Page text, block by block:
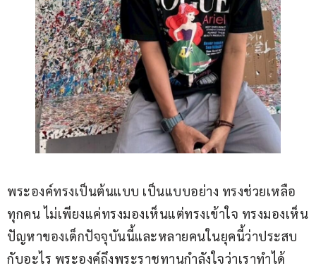
พระองค์ทรงเป็นต้นแบบ เป็นแบบอย่าง ทรงช่วยเหลือ
ทุกคน ไม่เพียงแค่ทรงมองเห็นแต่ทรงเข้าใจ ทรงมองเห็น
ปัญหาของเด็กปัจจุบันนี้และหลายคนในยุคนี้ว่าประสบ
กับอะไร พระองค์ถึงพระราชทานกำลังใจว่าเราทำได้